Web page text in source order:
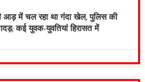
आड़ में चल रहा था गंदा खेल, पुलिस की
कई युवक-युवतियां हिरासत में